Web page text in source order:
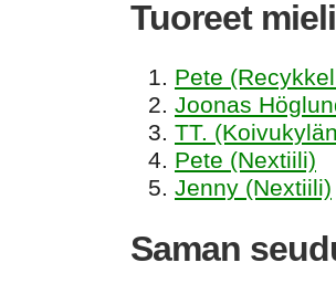
Tuoreet
Pete
Joonas
TT.
Pete (Nextiili)
Jenny (Nextiili)
Saman